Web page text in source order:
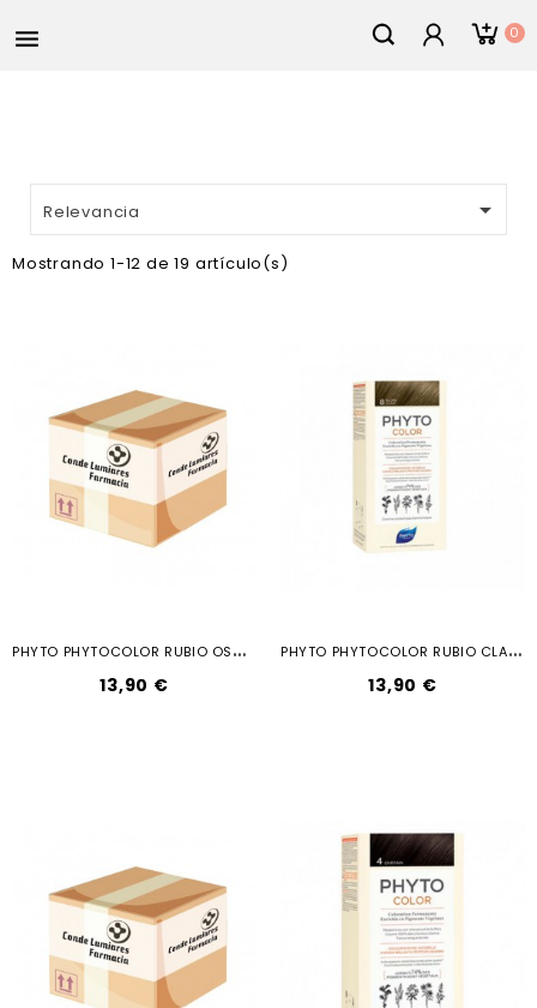
 0
Relevancia 
Mostrando 1-12 de 19 artículo(s)
P
HYTO PHYTOCOLOR RUBIO OSCURO 6
13,90 €
P
HYTO PHYTOCOLOR RUBIO CLARO 8
13,90 €